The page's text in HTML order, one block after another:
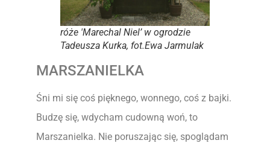
róże 'Marechal Niel’ w ogrodzie
Tadeusza Kurka, fot.Ewa Jarmulak
MARSZANIELKA
Śni mi się coś pięknego, wonnego, coś z bajki.
Budzę się, wdycham cudowną woń, to
Marszanielka. Nie poruszając się, spoglądam